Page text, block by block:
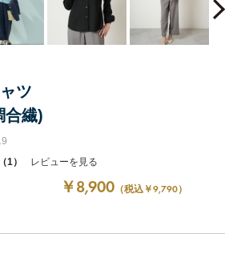
ツ
合繊)
1） レビューを見る
￥8,900 （税込￥9,790）